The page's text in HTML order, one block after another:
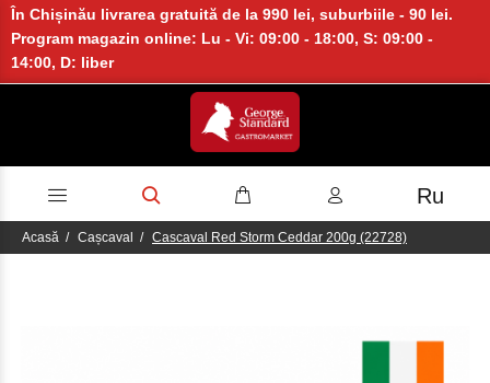
În Chișinău livrarea gratuită de la 990 lei, suburbiile - 90 lei.
Program magazin online: Lu - Vi: 09:00 - 18:00, S: 09:00 -
14:00, D: liber
Ru
Acasă Cașcaval Cascaval Red Storm Ceddar 200g (22728)